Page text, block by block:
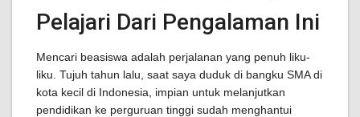
Pelajari Dari Pengalaman Ini
Mencari beasiswa adalah perjalanan yang penuh liku-
liku. Tujuh tahun lalu, saat saya duduk di bangku SMA di
kota kecil di Indonesia, impian untuk melanjutkan
pendidikan ke perguruan tinggi sudah menghantui